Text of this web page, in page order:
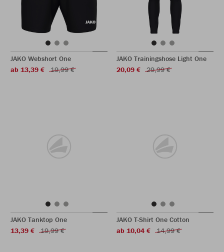
JAKO Webshort One
ab 13,39 €
19,99 €
JAKO Trainingshose Light One
20,09 €
29,99 €
JAKO Tanktop One
13,39 €
19,99 €
JAKO T-Shirt One Cotton
ab 10,04 €
14,99 €